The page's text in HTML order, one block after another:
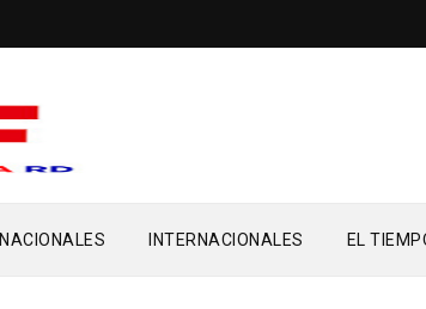
NACIONALES INTERNACIONALES EL